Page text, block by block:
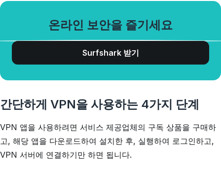
온라인 보안을 즐기세요
Surfshark 받기
간단하게 VPN을 사용하는 4가지 단계
VPN 앱을 사용하려면 서비스 제공업체의 구독 상품을 구매하
고, 해당 앱을 다운로드하여 설치한 후, 실행하여 로그인하고,
VPN 서버에 연결하기만 하면 됩니다.